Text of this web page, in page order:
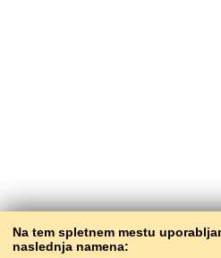
Na tem spletnem mestu
naslednja namena: